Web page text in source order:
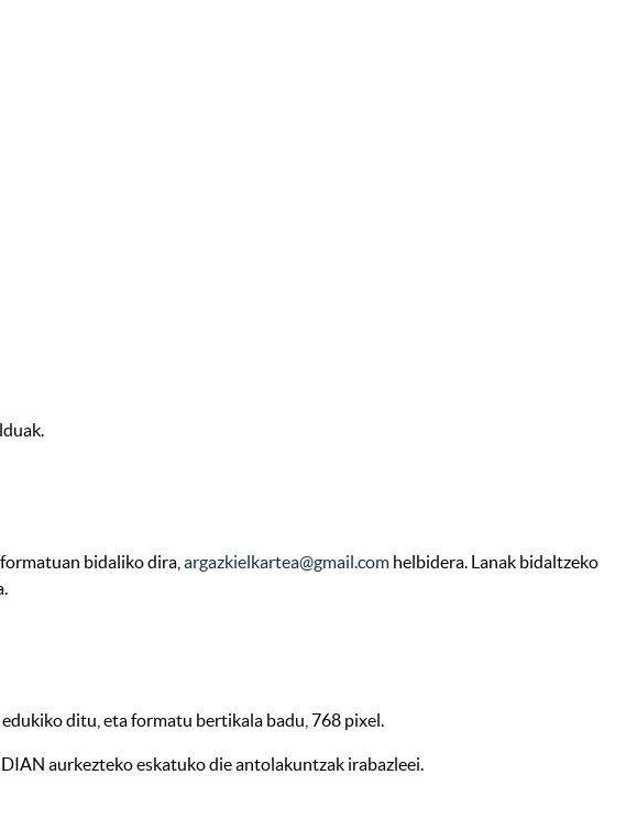
bidaliko dira, argazkielkartea@gmail.com helbidera. Lanak bidaltzeko
ditu, eta formatu bertikala badu, 768 pixel.
aurkezteko eskatuko die antolakuntzak irabazleei.